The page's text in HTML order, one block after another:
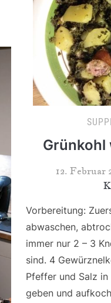
12. Februar
Vorbereitung:
abwaschen,
immer nur 2 – 3
sind. 4
Pfeffer und Salz
geben und